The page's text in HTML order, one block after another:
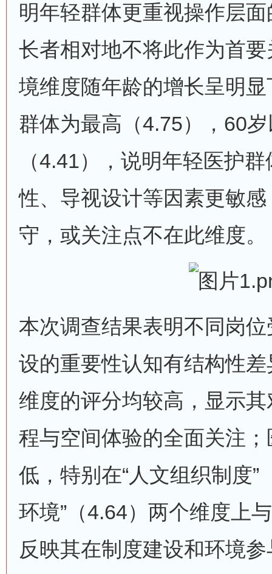
明年轻群体更重视操作层面
长者相对地不将此作为首
境维度随年龄的增长呈明
群体为最高（4.75），60
（4.41），说明年轻医护
性、导视设计等因素更敏
守，或关注点不在此维度。
本次调查结果表明不同岗
设的重要性认知有结构性
维度的评分均较高，显示
程与空间体验的全面关注
低，特别在“人文组织制度”
环境”（4.64）两个维度上
反映其在制度建设和环境